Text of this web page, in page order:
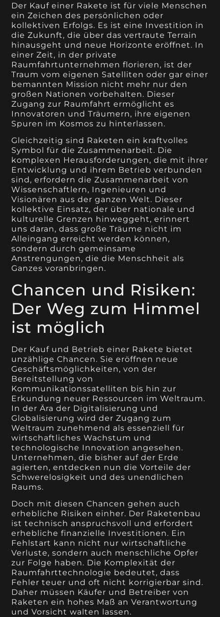
Der Kauf einer Rakete ist für viele Menschen
ein Zeichen des persönlichen oder
kollektiven Erfolgs. Es ist eine Investition in
die Zukunft, die über das vertraute Terrain
hinausgeht und neue Horizonte eröffnet. In
einer Zeit, in der private
Raumfahrtunternehmen florieren, ist der
Traum vom eigenen Satelliten oder gar einer
bemannten Mission nicht mehr nur den
großen Nationen vorbehalten. Dieser
Zugang zur Raumfahrt ermöglicht es
Innovatoren und Träumern, ihre eigenen
Spuren im Kosmos zu hinterlassen.
Gleichzeitig sind Raketen ein kraftvolles
Symbol für die Zusammenarbeit. Die
komplexen Herausforderungen, die mit ihrer
Entwicklung und ihrem Betrieb verbunden
sind, erfordern die Zusammenarbeit von
Wissenschaftlern, Ingenieuren und
Visionären aus der ganzen Welt. Dieser
kollektive Einsatz, der über nationale und
kulturelle Grenzen hinweggeht, erinnert
uns daran, dass große Träume nicht im
Alleingang erreicht werden können,
sondern durch gemeinsame
Anstrengungen, die die Menschheit als
Ganzes voranbringen.
Chancen und Risiken:
Der Weg zum Himmel
ist möglich
Der Kauf und Betrieb einer Rakete bietet
unzählige Chancen. Sie eröffnen neue
Geschäftsmöglichkeiten, von der
Bereitstellung von
Kommunikationssatelliten bis hin zur
Erkundung neuer Ressourcen im Weltraum.
In der Ära der Digitalisierung und
Globalisierung wird der Zugang zum
Weltraum zunehmend als essenziell für
wirtschaftliches Wachstum und
technologische Innovation angesehen.
Unternehmen, die bisher auf der Erde
agierten, entdecken nun die Vorteile der
Schwerelosigkeit und des unendlichen
Raums.
Doch mit diesen Chancen gehen auch
erhebliche Risiken einher. Der Raketenbau
ist technisch anspruchsvoll und erfordert
erhebliche finanzielle Investitionen. Ein
Fehlstart kann nicht nur wirtschaftliche
Verluste, sondern auch menschliche Opfer
zur Folge haben. Die Komplexität der
Raumfahrttechnologie bedeutet, dass
Fehler teuer und oft nicht korrigierbar sind.
Daher müssen Käufer und Betreiber von
Raketen ein hohes Maß an Verantwortung
und Vorsicht walten lassen.